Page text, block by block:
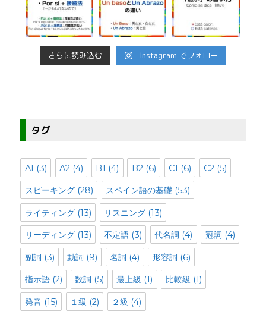
さらに読み込む Instagram でフォロー
タグ
A1 (3) A2 (4) B1 (4) B2 (6) C1 (6) C2 (5)
スピーキング(28) スペイン語の基礎 (53)
ライティング(13) リスニング (13)
リーディング(13) 不定語 (3) 代名詞 (4) 冠詞 (4)
副詞 (3) 動詞 (9) 名詞 (4) 形容詞 (6)
指示語(2) 数詞 (5) 最上級 (1) 比較級 (1)
発音(15) １級 (2) ２級 (4)